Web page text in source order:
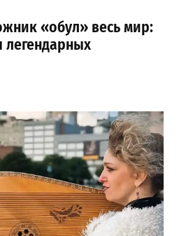
«обул» весь мир:
легендарных